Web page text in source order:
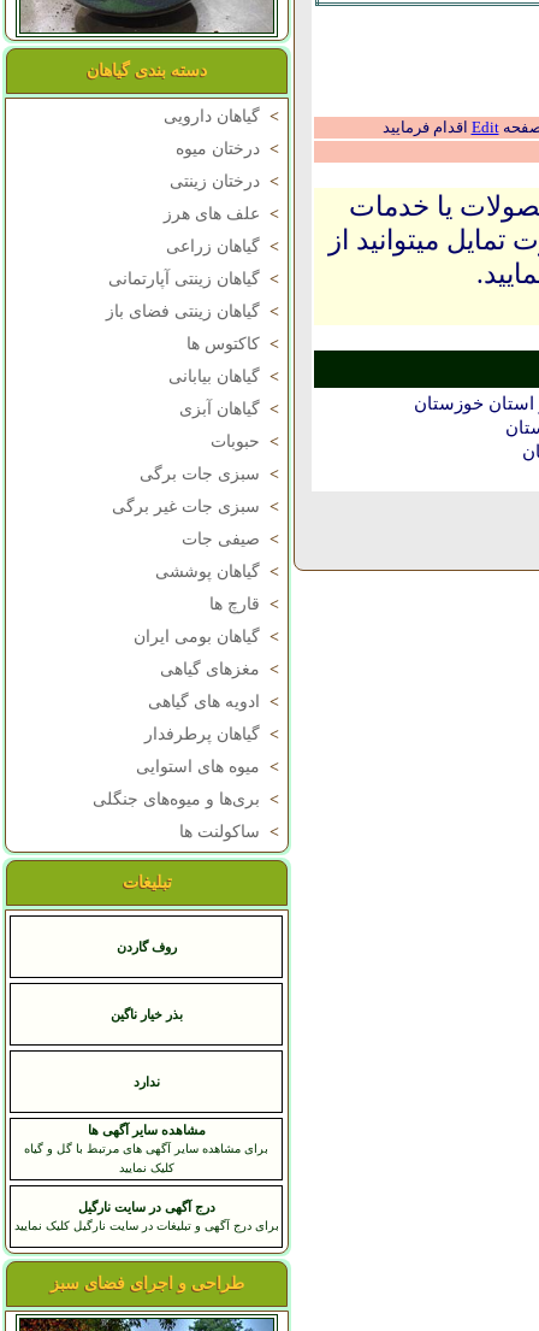
دسته بندی گیاهان
> گیاهان دارویی
> درختان میوه
> درختان زینتی
> علف های هرز
> گیاهان زراعی
> گیاهان زینتی آپارتمانی
> گیاهان زینتی فضای باز
> کاکتوس ها
> گیاهان بیابانی
> گیاهان آبزی
> حبوبات
> سبزی جات برگی
> سبزی جات غیر برگی
> صیفی جات
> گیاهان پوششی
> قارچ ها
> گیاهان بومی ایران
> مغزهای گیاهی
>
ادویه های گیاهی
> گیاهان پرطرفدار
> میوه های استوایی
> بری‌ها و میوه‌های جنگلی
> ساکولنت ها
تبلیغات
روف گاردن
بذر خیار ناگین
ندارد
مشاهده سایر آگهی ها
برای مشاهده سایر آگهی های مرتبط با گل و گیاه
کلیک نمایید
درج آگهی در سایت نارگیل
برای درج آگهی و تبلیغات در سایت نارگیل کلیک نمایید
طراحی و اجرای فضای سبز
صفحهEdit اقدام فرمایید
یا خدمات
میتوانید از
خوزستان